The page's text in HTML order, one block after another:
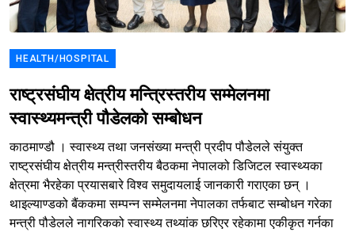
HEALTH/HOSPITAL
राष्ट्रसंघीय क्षेत्रीय मन्त्रिस्तरीय सम्मेलनमा
स्वास्थ्यमन्त्री पौडेलको सम्बोधन
काठमाण्डौ । स्वास्थ्य तथा जनसंख्या मन्त्री प्रदीप पौडेलले संयुक्त
राष्ट्रसंघीय क्षेत्रीय मन्त्रीस्तरीय बैठकमा नेपालको डिजिटल स्वास्थ्यका
क्षेत्रमा भैरहेका प्रयासबारे विश्व समुदायलाई जानकारी गराएका छन् ।
थाइल्याण्डको बैंककमा सम्पन्न सम्मेलनमा नेपालका तर्फबाट सम्बोधन गरेका
मन्त्री पौडेलले नागरिकको स्वास्थ्य तथ्यांक छरिएर रहेकामा एकीकृत गर्नका